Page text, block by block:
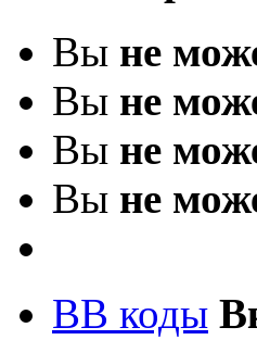
Вы не
Вы не
Вы не
Вы не
BB коды